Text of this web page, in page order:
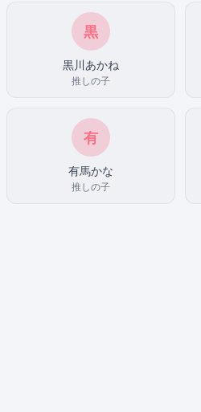
黒
黒川あかね
推しの子
有
有馬かな
推しの子